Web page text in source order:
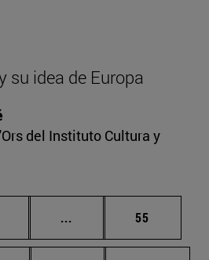
su idea de Europa
del Instituto Cultura y
... Páginas intermedias
Página
55